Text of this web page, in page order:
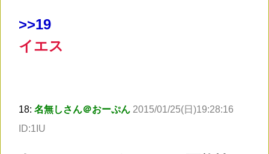
>>19
イエス
18: 名無しさん＠おーぷん 2015/01/25(日)19:28:16
ID:1IU